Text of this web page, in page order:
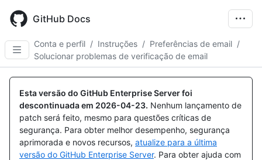
main
content
GitHub Docs
Conta e perfil / Instruções / Preferências de email /
Solucionar problemas de verificação de email
Esta versão do GitHub Enterprise Server foi
descontinuada em 2026-04-23. Nenhum lançamento de
patch será feito, mesmo para questões críticas de
segurança. Para obter melhor desempenho, segurança
aprimorada e novos recursos, atualize para a última
versão do GitHub Enterprise Server. Para obter ajuda com